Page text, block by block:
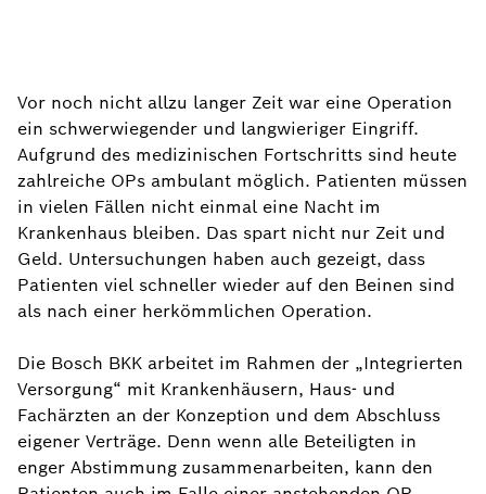
Vor noch nicht allzu langer Zeit war eine Operation
ein schwerwiegender und langwieriger Eingriff.
Aufgrund des medizinischen Fortschritts sind heute
zahlreiche OPs ambulant möglich. Patienten müssen
in vielen Fällen nicht einmal eine Nacht im
Krankenhaus bleiben. Das spart nicht nur Zeit und
Geld. Untersuchungen haben auch gezeigt, dass
Patienten viel schneller wieder auf den Beinen sind
als nach einer herkömmlichen Operation.
Die Bosch BKK arbeitet im Rahmen der „Integrierten
Versorgung“ mit Krankenhäusern, Haus- und
Fachärzten an der Konzeption und dem Abschluss
eigener Verträge. Denn wenn alle Beteiligten in
enger Abstimmung zusammenarbeiten, kann den